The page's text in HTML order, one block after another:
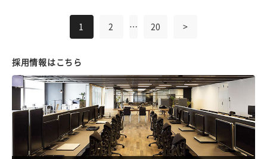
1 2 … 20 >
採用情報はこちら